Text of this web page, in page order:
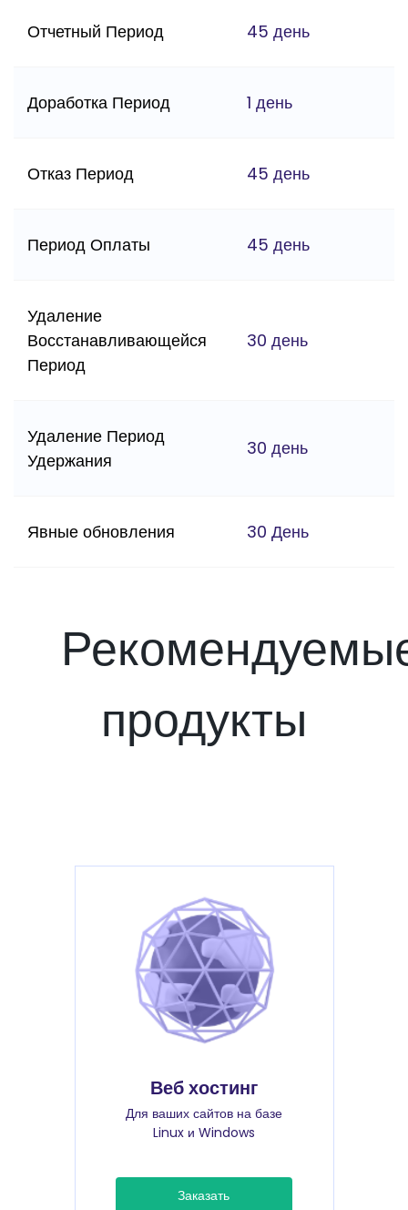
Отчетный Период 45 день
Доработка Период 1 день
Отказ Период 45 день
Период Оплаты 45 день
Удаление
Восстанавливающейся
Период
30 день
Удаление Период
Удержания
30 день
Явные обновления 30 День
продукты
Веб хостинг
Для ваших сайтов на базе
Linux и Windows
Заказать